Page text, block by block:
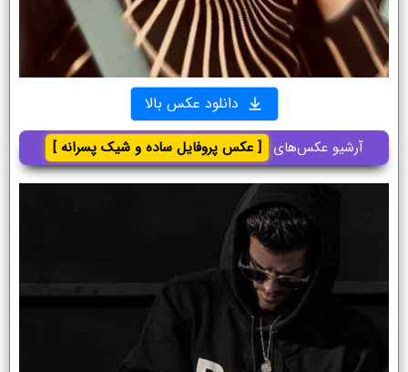
دانلود عکس بالا
آرشیو عکس‌های [ عکس پروفایل ساده و شیک پسرانه ]